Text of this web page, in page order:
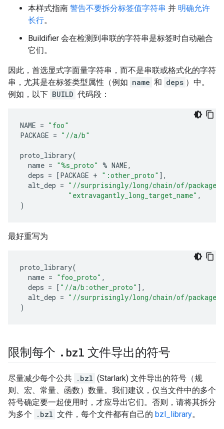
本样式指南 警告不要拆分标签值字符串 并 明确允许
长行。
Buildifier 会在检测到串联的字符串是标签时自动融合
它们。
因此，首选显式字面量字符串，而不是串联或格式化的字符
串，尤其是在标签类型属性（例如 name 和 deps ）中。
例如，以下 BUILD 代码段：
NAME = "foo"
PACKAGE = "//a/b"
proto_library(
name = "%s_proto" % NAME,
deps = [PACKAGE + ":other_proto" ],
alt_dep = "//surprisingly/long/chain/of/package/
"extravagantly_long_target_name" ,
)
最好重写为
proto_library(
name = "foo_proto" ,
deps = [ "//a/b:other_proto" ],
alt_dep = "//surprisingly/long/chain/of/package/
)
限制每个 . bzl 文件导出的符号
尽量减少每个公共 .bzl (Starlark) 文件导出的符号（规
则、宏、常量、函数）数量。我们建议，仅当文件中的多个
符号确定要一起使用时，才应导出它们。否则，请将其拆分
为多个
.bzl 文件，每个文件都有自己的 bzl_library。